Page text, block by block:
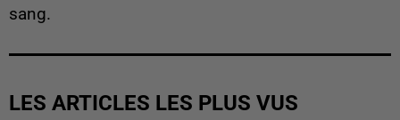
sang.
LES ARTICLES LES PLUS VUS